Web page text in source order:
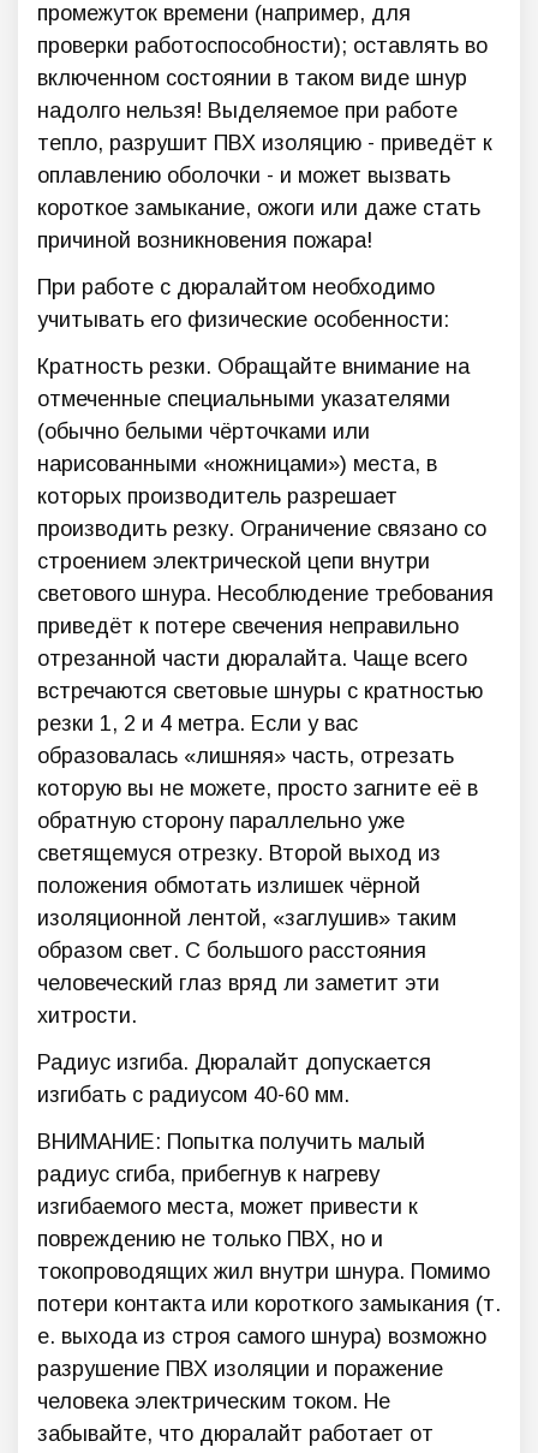
промежуток времени (например, для
проверки работоспособности); оставлять во
включенном состоянии в таком виде шнур
надолго нельзя! Выделяемое при работе
тепло, разрушит ПВХ изоляцию - приведёт к
оплавлению оболочки - и может вызвать
короткое замыкание, ожоги или даже стать
причиной возникновения пожара!
При работе с дюралайтом необходимо
учитывать его физические особенности:
Кратность резки. Обращайте внимание на
отмеченные специальными указателями
(обычно белыми чёрточками или
нарисованными «ножницами») места, в
которых производитель разрешает
производить резку. Ограничение связано со
строением электрической цепи внутри
светового шнура. Несоблюдение требования
приведёт к потере свечения неправильно
отрезанной части дюралайта. Чаще всего
встречаются световые шнуры с кратностью
резки 1, 2 и 4 метра. Если у вас
образовалась «лишняя» часть, отрезать
которую вы не можете, просто загните её в
обратную сторону параллельно уже
светящемуся отрезку. Второй выход из
положения обмотать излишек чёрной
изоляционной лентой, «заглушив» таким
образом свет. С большого расстояния
человеческий глаз вряд ли заметит эти
хитрости.
Радиус изгиба. Дюралайт допускается
изгибать с радиусом 40-60 мм.
ВНИМАНИЕ: Попытка получить малый
радиус сгиба, прибегнув к нагреву
изгибаемого места, может привести к
повреждению не только ПВХ, но и
токопроводящих жил внутри шнура. Помимо
потери контакта или короткого замыкания (т.
е. выхода из строя самого шнура) возможно
разрушение ПВХ изоляции и поражение
человека электрическим током. Не
забывайте, что дюралайт работает от